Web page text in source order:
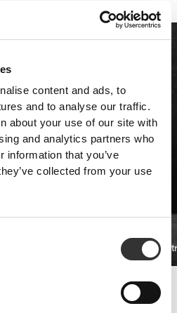
content and ads, to
and to analyse our traffic.
about your use of our site with
and analytics partners who
information that you’ve
collected from your use
XCESS